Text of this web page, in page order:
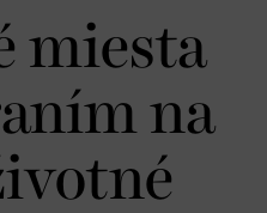
miesta
na